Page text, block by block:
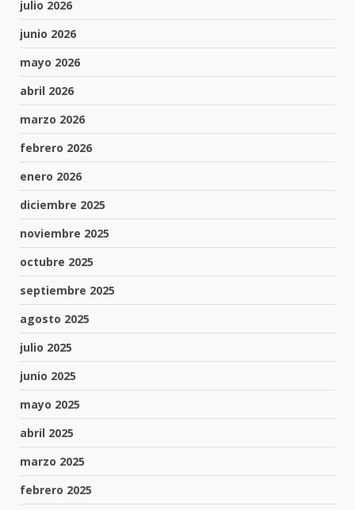
julio 2026
junio 2026
mayo 2026
abril 2026
marzo 2026
febrero 2026
enero 2026
diciembre 2025
noviembre 2025
octubre 2025
septiembre 2025
agosto 2025
julio 2025
junio 2025
mayo 2025
abril 2025
marzo 2025
febrero 2025